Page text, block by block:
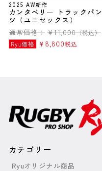
2025 AW新作
カンタベリー トラックパン
ツ（ユニセックス）
通常価格： ¥11,000（税込）
Ryu価格
¥ 8,800税込
カテゴリー
Ryuオリジナル商品